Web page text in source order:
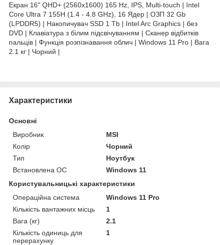
Екран 16" QHD+ (2560x1600) 165 Hz, IPS, Multi-touch | Intel
Core Ultra 7 155H (1.4 - 4.8 GHz), 16 Ядер | ОЗП 32 Gb
(LPDDR5) | Накопичувач SSD 1 Tb | Intel Arc Graphics | без
DVD | Клавіатура з білим підсвічуванням | Сканер відбитків
пальців | Функція розпізнавання облич | Windows 11 Pro | Вага
2.1 кг | Чорний |
Характеристики
Основні
Виробник
MSI
Колір
Чорний
Тип
Ноутбук
Встановлена ОС
Windows 11
Користувальницькі характеристики
Операційна система
Windows 11 Pro
Кількість вантажних місць
1
Вага (кг)
2.1
Кількість одиниць для
перерахунку
1